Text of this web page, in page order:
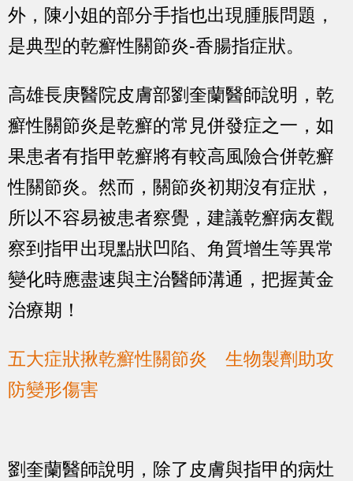
外，陳小姐的部分手指也出現腫脹問題，
是典型的乾癬性關節炎-香腸指症狀。
高雄長庚醫院皮膚部劉奎蘭醫師說明，乾
癬性關節炎是乾癬的常見併發症之一，如
果患者有指甲乾癬將有較高風險合併乾癬
性關節炎。然而，關節炎初期沒有症狀，
所以不容易被患者察覺，建議乾癬病友觀
察到指甲出現點狀凹陷、角質增生等異常
變化時應盡速與主治醫師溝通，把握黃金
治療期！
五大症狀揪乾癬性關節炎 生物製劑助攻
防變形傷害
劉奎蘭醫師說明，除了皮膚與指甲的病灶